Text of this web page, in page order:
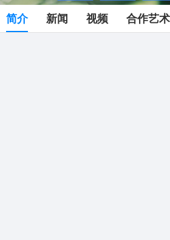
简介 新闻 视频 合作艺